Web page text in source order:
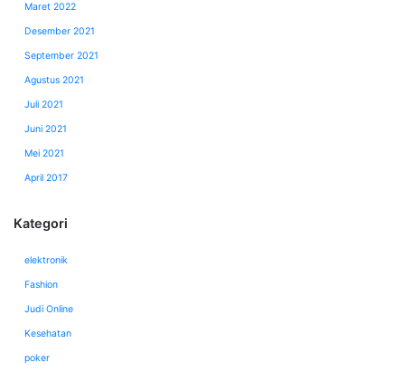
Maret 2022
Desember 2021
September 2021
Agustus 2021
Juli 2021
Juni 2021
Mei 2021
April 2017
Kategori
elektronik
Fashion
Judi Online
Kesehatan
poker